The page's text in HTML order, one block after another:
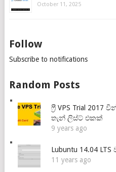
October 11, 2025
Follow
Subscribe to notifications
Random Posts
ෆ්‍රී VPS Trial
තැන් ලිස්ට් එකක්
9 years ago
Lubuntu 14.04
11 years ago